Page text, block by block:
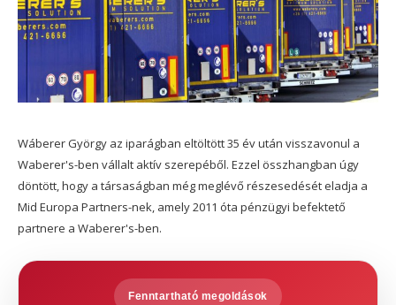
Wáberer György az iparágban eltöltött 35 év után visszavonul a
Waberer's-ben vállalt aktív szerepéből. Ezzel összhangban úgy
döntött, hogy a társaságban még meglévő részesedését eladja a
Mid Europa Partners-nek, amely 2011 óta pénzügyi befektető
partnere a Waberer's-ben.
Fenntartható megoldások